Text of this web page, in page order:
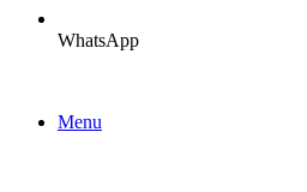
WhatsApp
Menu